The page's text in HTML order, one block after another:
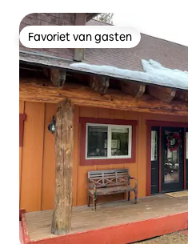
Favoriet van gasten
Favoriet van gasten